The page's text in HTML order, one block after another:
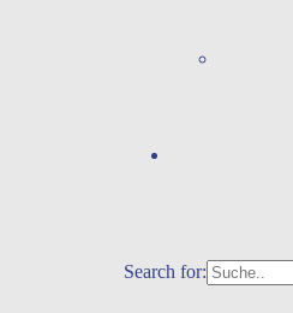
Search for: